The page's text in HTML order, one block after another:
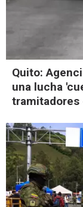
Quito:
una lucha